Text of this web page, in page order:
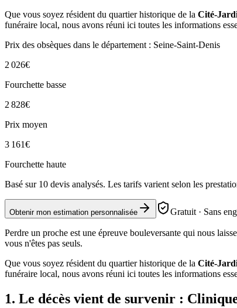
Que vous soyez résident du quartier historique de la Cité-
funéraire local, nous avons réuni ici toutes les informations
Prix des obsèques dans le département : Seine-Saint-Denis
2 026€
Fourchette basse
2 828€
Prix moyen
3 161€
Fourchette haute
Basé sur 10 devis analysés. Les tarifs varient selon les
Obtenir mon estimation personnalisée Gratuit · Sans
Perdre un proche est une épreuve bouleversante qui nous
vous n'êtes pas seuls.
Que vous soyez résident du quartier historique de la Cité-
funéraire local, nous avons réuni ici toutes les informations
1. Le décès vient de survenir :